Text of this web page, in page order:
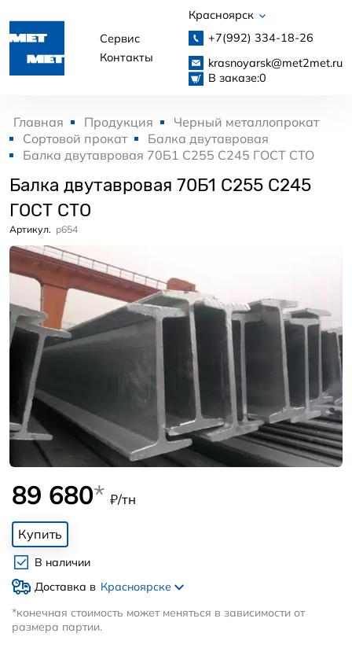
Сервис
Контакты
Красноярск
+7(992) 334-18-26
krasnoyarsk@met2met.ru
В заказе:0
Главная Продукция
Черный металлопрокат
Сортовой прокат
Балка двутавровая
Балка двутавровая 70Б1 С255 С245 ГОСТ СТО
Балка двутавровая 70Б1 С255 С245
ГОСТ СТО
Артикул. p654
89 680* ₽/тн
Купить
В наличии
Доставка в Красноярске
*конечная стоимость может меняться в зависимости от
размера партии.